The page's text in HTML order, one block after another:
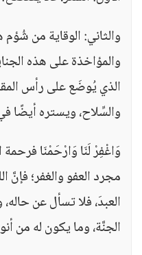
والثاني: الوقاية من
والمؤاخذة على هذه
الذي يُوضَع على رأس
والسِّلاح، ويستره أيضًا
وَاغْفِرْ لَنَا وَارْحَمْنَا فرحمة
مجرد العفو والغفر؛ فإنَّ
العبدَ، فلا تسأل عن
الجنَّة، وما يكون له من